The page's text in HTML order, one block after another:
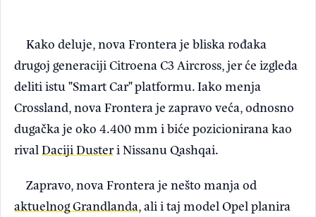
Kako deluje, nova Frontera je bliska rođaka
drugoj generaciji Citroena C3 Aircross, jer će izgleda
deliti istu "Smart Car" platformu. Iako menja
Crossland, nova Frontera je zapravo veća, odnosno
dugačka je oko 4.400 mm i biće pozicionirana kao
rivalDaciji Dusteri Nissanu Qashqai.
Zapravo, nova Frontera je nešto manja od
aktuelnog Grandlanda, ali i taj model Opel planira